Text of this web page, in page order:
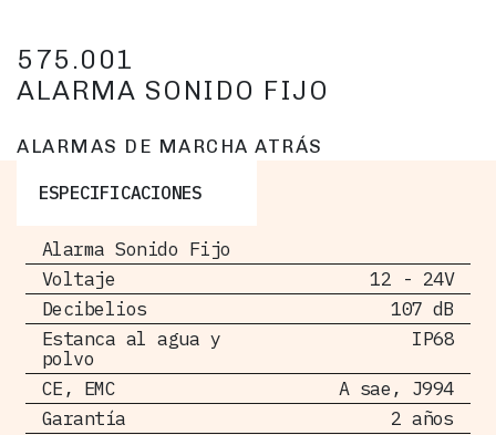
575.001
ALARMA SONIDO FIJO
ALARMAS DE MARCHA ATRÁS
ESPECIFICACIONES
Alarma Sonido Fijo
Voltaje
12 - 24V
Decibelios
107 dB
Estanca al agua y
polvo
IP68
CE, EMC
A sae, J994
Garantía
2 años